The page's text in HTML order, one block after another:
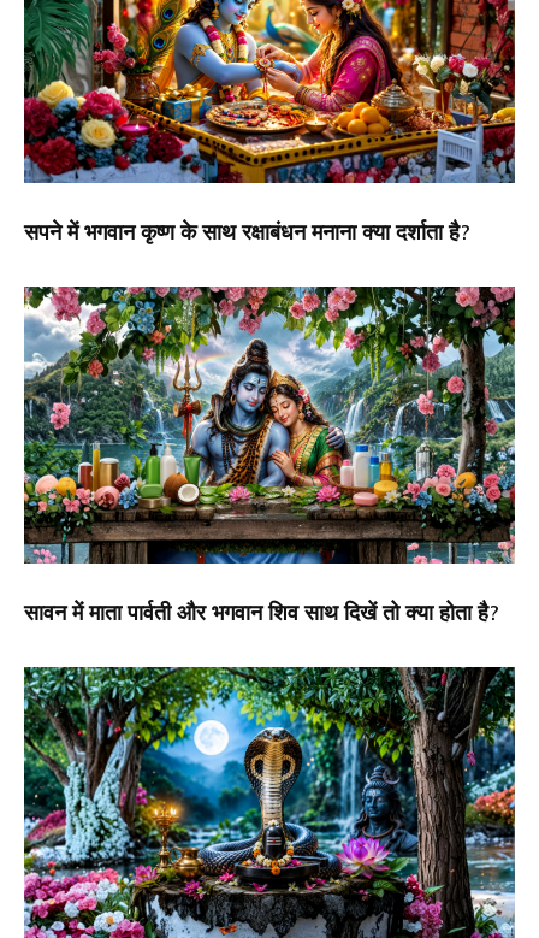
सपने में भगवान कृष्ण के साथ रक्षाबंधन मनाना क्या दर्शाता है?
सावन में माता पार्वती और भगवान शिव साथ दिखें तो क्या होता है?